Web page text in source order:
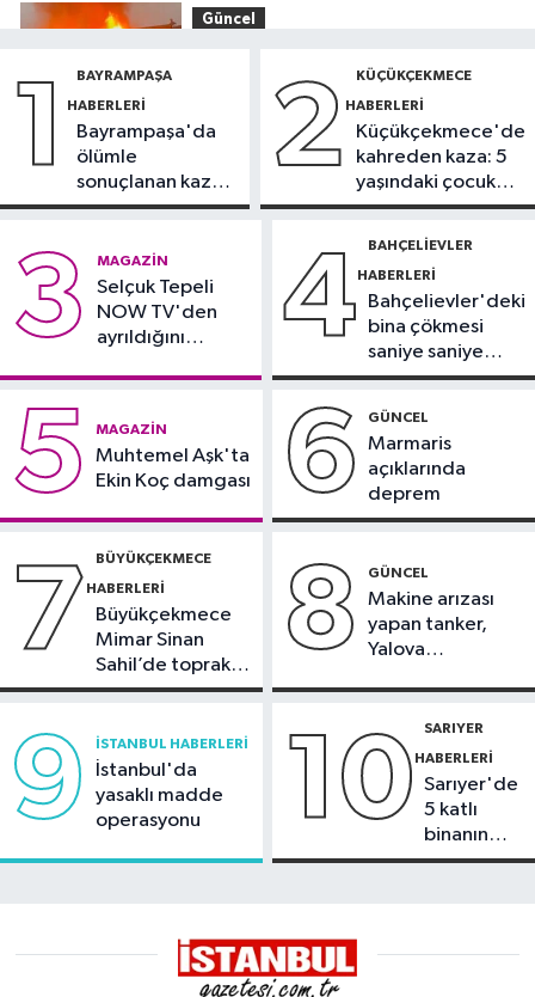
Güncel
alev alev yandı
Spor
maçı hazırlıklarını sürdürdü
22:06
alev yandı
1 BAYRAMPAŞA
HABERLERI
Bayrampaşa'da
ölümle
sonuçlanan kaza:
Sürücü
2 KÜÇÜKÇEKMECE
HABERLERI
Küçükçekmece'de
kahreden kaza: 5
yaşındaki çocuk
yoğun bakımda
3 MAGAZIN
Selçuk Tepeli
NOW TV'den
ayrıldığını
4 BAHÇELIEVLER
HABERLERI
Bahçelievler'deki
bina çökmesi
saniye saniye
görüntülendi
5 MAGAZIN
Muhtemel Aşk'ta
Ekin Koç damgası
6 GÜNCEL
Marmaris
açıklarında
deprem
7 BÜYÜKÇEKMECE
HABERLERI
Büyükçekmece
Mimar Sinan
Sahil’de toprak
kayması
8 GÜNCEL
Makine arızası
yapan tanker,
Yalova
9 İSTANBUL HABERLERI
İstanbul'da
yasaklı madde
operasyonu
10 SARIYER
HABERLERI
Sarıyer'de
5 katlı
binanın
çatısında